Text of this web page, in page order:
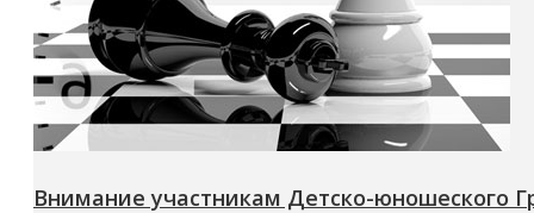
Внимание участникам Детско-юношеского